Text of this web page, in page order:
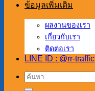
ข้อมูลเพิ่มเติม
ผลงานของเรา
เกี่ยวกับเรา
ติดต่อเรา
LINE ID : @rr-traffic
ค้นหา: